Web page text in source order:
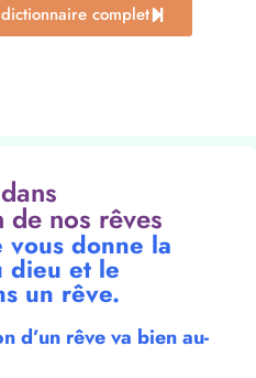
complet
nos rêves
donne la
dieu et le
un rêve.
d’un rêve va bien au-